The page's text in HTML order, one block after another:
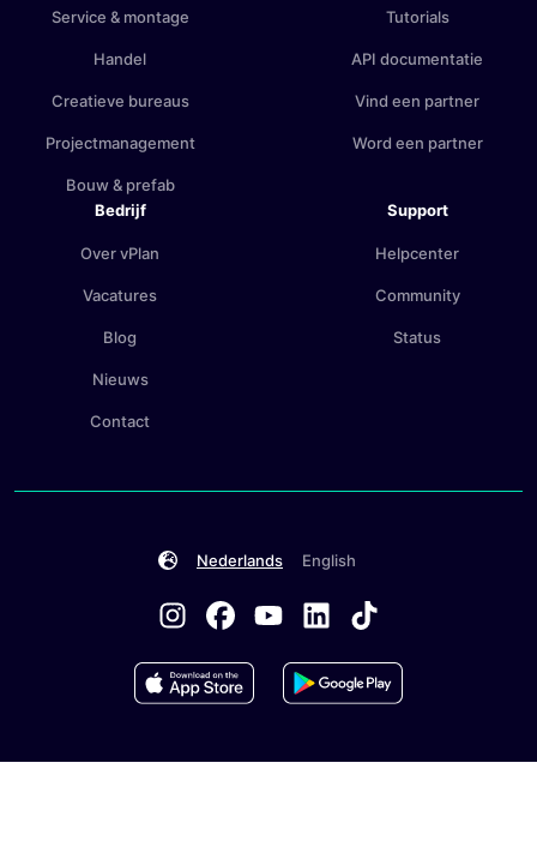
Service & montage
Handel
Creatieve bureaus
Projectmanagement
Bouw & prefab
Tutorials
API documentatie
Vind een partner
Word een partner
Bedrijf
Over vPlan
Vacatures
Blog
Nieuws
Contact
Support
Helpcenter
Community
Status
Nederlands English